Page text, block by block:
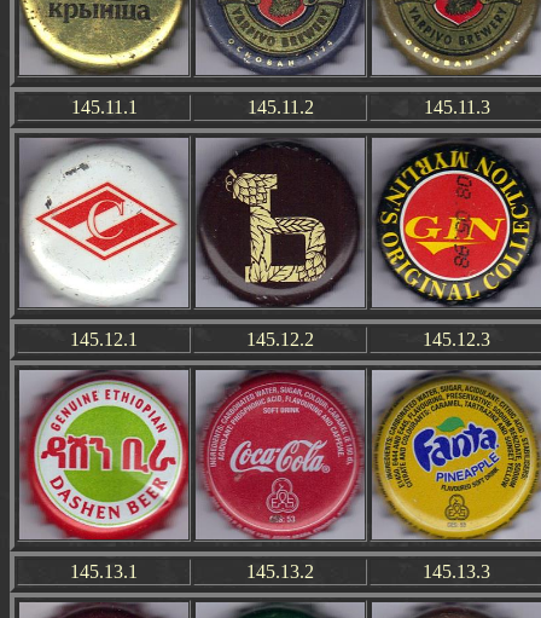
145.11.1 145.11.2 145.11.3
145.12.1 145.12.2 145.12.3
145.13.1 145.13.2 145.13.3